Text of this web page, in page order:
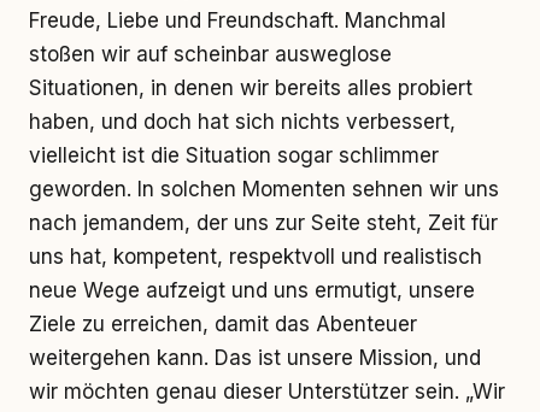
Freude, Liebe und Freundschaft. Manchmal
stoßen wir auf scheinbar ausweglose
Situationen, in denen wir bereits alles probiert
haben, und doch hat sich nichts verbessert,
vielleicht ist die Situation sogar schlimmer
geworden. In solchen Momenten sehnen wir uns
nach jemandem, der uns zur Seite steht, Zeit für
uns hat, kompetent, respektvoll und realistisch
neue Wege aufzeigt und uns ermutigt, unsere
Ziele zu erreichen, damit das Abenteuer
weitergehen kann. Das ist unsere Mission, und
wir möchten genau dieser Unterstützer sein. „Wir